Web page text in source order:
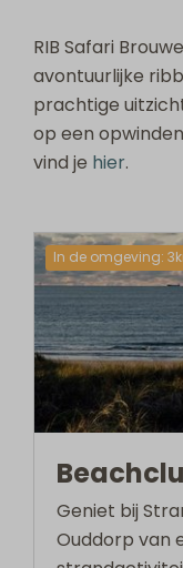
RIB Safari
avontuurlijke
prachtige
op een
vind je hier.
In de omgeving:
Geniet bij
Ouddorp van